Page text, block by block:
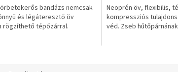
bandázs nemcsak
és légáteresztő öv
rögzíthető tépőzárral.
ből
0,0
csillag.
Neoprén öv, flexibilis,
kompressziós
véd. Zseb